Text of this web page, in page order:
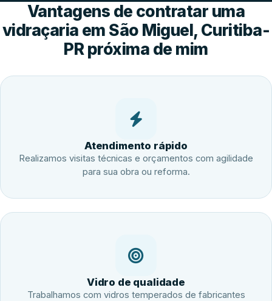
Vantagens de contratar uma
vidraçaria em São Miguel, Curitiba-
PR próxima de mim
Atendimento rápido
Realizamos visitas técnicas e orçamentos com agilidade
para sua obra ou reforma.
Vidro de qualidade
Trabalhamos com vidros temperados de fabricantes